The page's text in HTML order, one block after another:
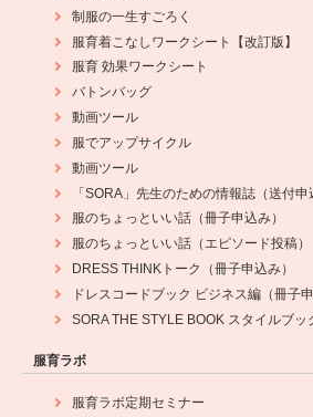
制服の一生すごろく
服育着こなしワークシート【改訂版】
服育 効果ワークシート
バトンバッグ
動画ツール
服でアップサイクル
動画ツール
「SORA」先生のための情報誌（送付申
服のちょっといい話（冊子申込み）
服のちょっといい話（エピソード投稿）
DRESS THINKトーク（冊子申込み）
ドレスコードブック ビジネス編（冊子申
SORA THE STYLE BOOK スタイルブッ
服育ラボ
服育ラボ定期セミナー